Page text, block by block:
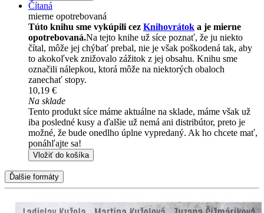
Čítaná
mierne opotrebovaná
Túto knihu sme vykúpili cez Knihovrátok a je mierne
opotrebovaná.Na tejto knihe už síce poznať, že ju niekto
čítal, môže jej chýbať prebal, nie je však poškodená tak, aby
to akokoľvek znižovalo zážitok z jej obsahu. Knihu sme
označili nálepkou, ktorá môže na niektorých obaloch
zanechať stopy.
10,19 €
Na sklade
Tento produkt síce máme aktuálne na sklade, máme však už
iba posledné kusy a ďalšie už nemá ani distribútor, preto je
možné, že bude onedlho úplne vypredaný. Ak ho chcete mať,
ponáhľajte sa!
Vložiť do košíka
Ďalšie formáty